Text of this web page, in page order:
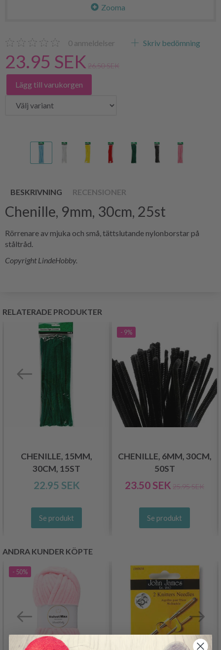
Zooma
0 anmeldelser Skriv bedömning
23.95 SEK 26.50 SEK
Lägg till varukorgen
BESKRIVNING RECENSIONER
Chenille, 9mm, 30cm, 25st
Rörrenare av mjuka och små, tättslutande nylonborstar på
ståltråd.
Copyright LindeHobby.
RELATERADE PRODUKTER
CHENILLE, 15MM,
30CM, 15ST
22.95 SEK
Se produkt
- 9%
CHENILLE, 6MM, 30CM,
50ST
23.50 SEK 25.95 SEK
Se produkt
ANDRA KUNDER KÖPTE
- 50%